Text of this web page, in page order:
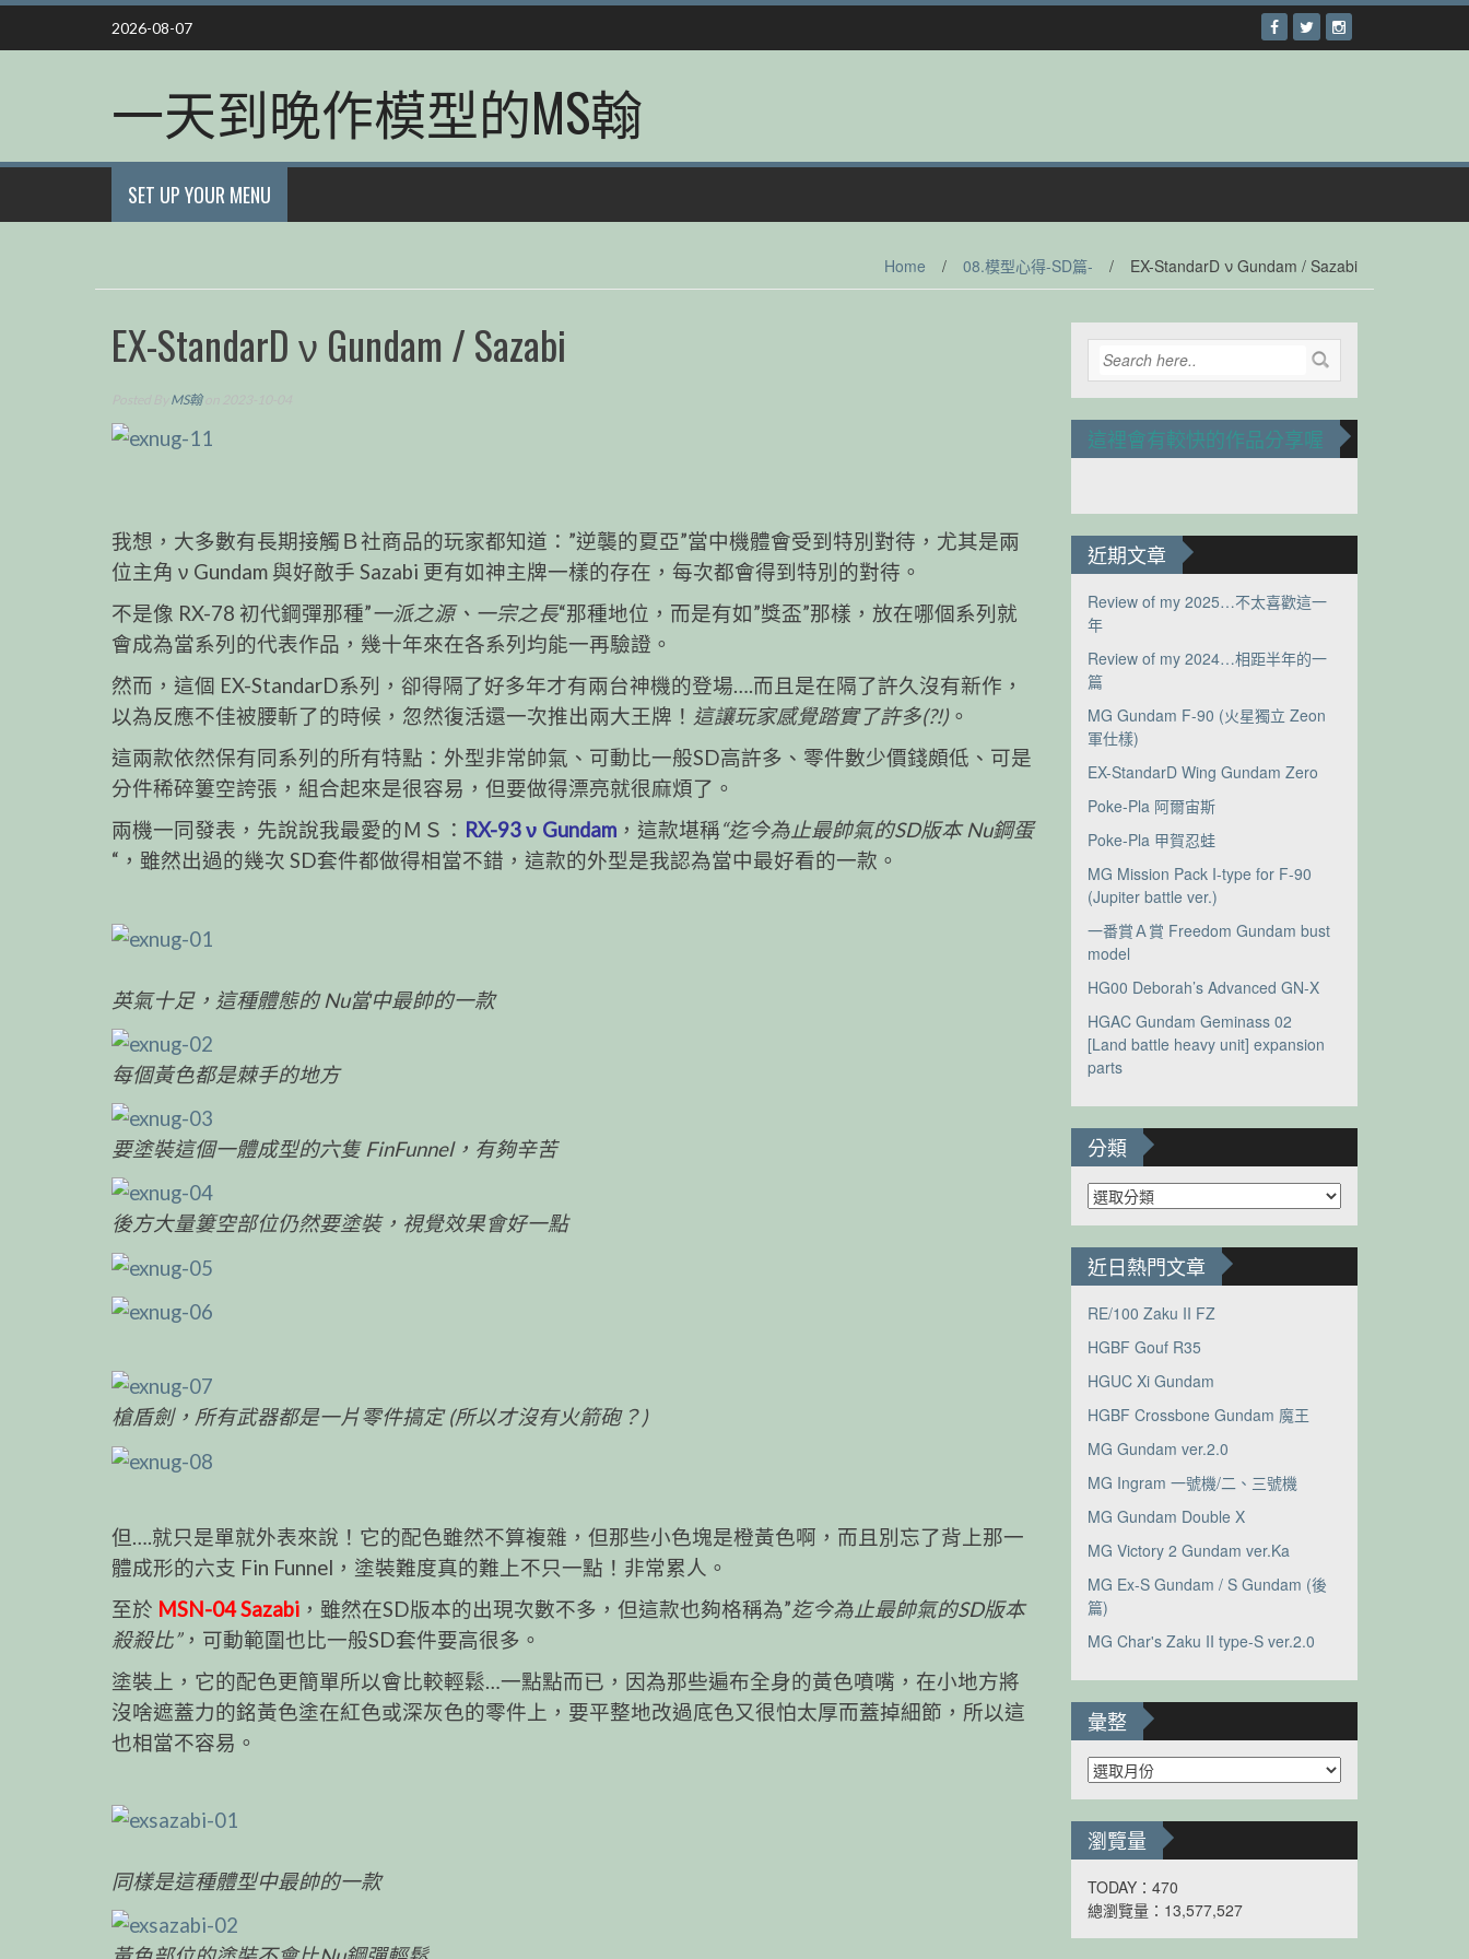
Skip
content
2026-08-07
一天到晚作模型的MS翰
SET UP YOUR MENU
Home / 08.模型心得-SD篇- / EX-StandarD ν Gundam / Sazabi
EX-StandarD ν Gundam / Sazabi
MS翰on 2023-10-04
我想，大多數有長期接觸Ｂ社商品的玩家都知道：”逆襲的夏亞”當中機體會受到特別對待，尤其是兩
位主角 ν Gundam 與好敵手 Sazabi 更有如神主牌一樣的存在，每次都會得到特別的對待。
不是像 RX-78 初代鋼彈那種”一派之源、一宗之長“那種地位，而是有如”獎盃”那樣，放在哪個系列就
會成為當系列的代表作品，幾十年來在各系列均能一再驗證。
然而，這個 EX-StandarD系列，卻得隔了好多年才有兩台神機的登場….而且是在隔了許久沒有新作，
以為反應不佳被腰斬了的時候，忽然復活還一次推出兩大王牌！ 這讓玩家感覺踏實了許多(?!)。
這兩款依然保有同系列的所有特點：外型非常帥氣、可動比一般SD高許多、零件數少價錢頗低、可是
分件稀碎簍空誇張，組合起來是很容易，但要做得漂亮就很麻煩了。
兩機一同發表，先說說我最愛的ＭＳ： RX-93 ν Gundam ，這款堪稱“迄今為止最帥氣的SD版本 Nu鋼蛋
“，雖然出過的幾次 SD套件都做得相當不錯，這款的外型是我認為當中最好看的一款。
英氣十足，這種體態的 Nu當中最帥的一款
每個黃色都是棘手的地方
要塗裝這個一體成型的六隻 FinFunnel，有夠辛苦
後方大量簍空部位仍然要塗裝，視覺效果會好一點
槍盾劍，所有武器都是一片零件搞定 (所以才沒有火箭砲？)
但….就只是單就外表來說！它的配色雖然不算複雜，但那些小色塊是橙黃色啊，而且別忘了背上那一
體成形的六支 Fin Funnel，塗裝難度真的難上不只一點！非常累人。
至於 MSN-04 Sazabi ，雖然在SD版本的出現次數不多，但這款也夠格稱為”迄今為止最帥氣的SD版本
殺殺比”，可動範圍也比一般SD套件要高很多。
塗裝上，它的配色更簡單所以會比較輕鬆…一點點而已，因為那些遍布全身的黃色噴嘴，在小地方將
沒啥遮蓋力的銘黃色塗在紅色或深灰色的零件上，要平整地改過底色又很怕太厚而蓋掉細節，所以這
也相當不容易。
同樣是這種體型中最帥的一款
這裡會有較快的作品分享喔
近期文章
Review of my 2025…不太喜歡這一
年
Review of my 2024…相距半年的一
篇
MG Gundam F-90 (火星獨立 Zeon
軍仕樣)
EX-StandarD Wing Gundam Zero
Poke-Pla 阿爾宙斯
Poke-Pla 甲賀忍蛙
MG Mission Pack I-type for F-90
(Jupiter battle ver.)
一番賞Ａ賞 Freedom Gundam bust
model
HG00 Deborah’s Advanced GN-X
HGAC Gundam Geminass 02
[Land battle heavy unit] expansion
parts
分類
分
類
近日熱門文章
RE/100 Zaku II FZ
HGBF Gouf R35
HGUC Xi Gundam
HGBF Crossbone Gundam 魔王
MG Gundam ver.2.0
MG Ingram 一號機/二、三號機
MG Gundam Double X
MG Victory 2 Gundam ver.Ka
MG Ex-S Gundam / S Gundam (後
篇)
MG Char's Zaku II type-S ver.2.0
彙整
彙
整
瀏覽量
TODAY：470
總瀏覽量：13,577,527